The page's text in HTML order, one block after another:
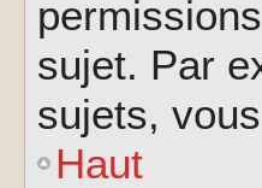
sujet. Par
sujets,
Haut